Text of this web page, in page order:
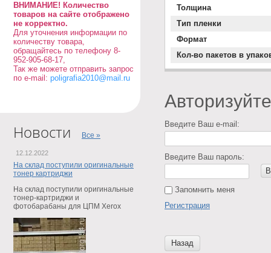
Толщина
Тип пленки
Формат
Кол-во пакетов в
Введите Ваш e-mail:
Введите Ваш пароль:
Запомнить меня
Регистрация
Назад
ВНИМАНИЕ! Количество
товаров на сайте отображено
не корректно.
Для уточнения информации по
количеству товара,
обращайтесь по телефону 8-
952-905-68-17,
Так же можете отправить запрос
по e-mail: poligrafia2010@mail.ru
Новости Все »
12.12.2022
На склад поступили оригинальные
тонер картриджи
На склад поступили оригинальные
тонер-картриджи и
фотобарабаны для ЦПМ Xerox